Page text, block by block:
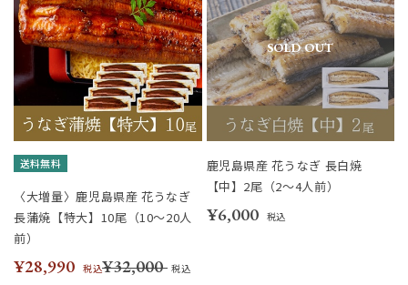
送料無料
〈大増量〉鹿児島県産 花うなぎ
長蒲焼【特大】10尾（10～20人
前）
¥28,990 税込¥32,000 税込
SOLD OUT
鹿児島県産 花うなぎ 長白焼
【中】2尾（2～4人前）
¥6,000 税込